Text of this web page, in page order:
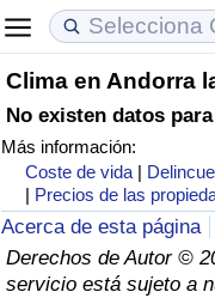
Clima en Andorra
No existen datos
Más información:
Coste de vida |
| Precios de las
Acerca de esta página
Derechos de Autor ©
servicio está sujeto a
Coste de vida
Índice de Costo de
Índice de Costo de
Índice de costo de
Precios de las
Índice de Precios de
Índice de Precios de
Índice de Precios de
Calidad de Vida
Índice de Calidad de
Índice de Calidad de
Índice de calidad de